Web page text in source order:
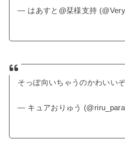
— はあすと@栞様支持
そっぽ向いちゃうのかわいい
— キュアおりゅう